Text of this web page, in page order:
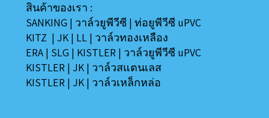
สินค้าของเรา :
SANKING | วาล์วยูพีวีซี |ท่อยูพีวีซี uPVC
KITZ | JK | LL | วาล์วทองเหลือง
ERA | SLG | KISTLER | วาล์วยูพีวีซี uPVC
KISTLER | JK | วาล์วสแตนเลส
KISTLER | JK | วาล์วเหล็กหล่อ